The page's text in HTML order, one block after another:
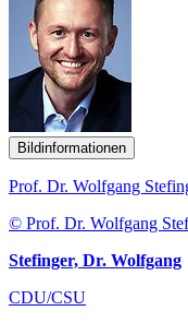
Bildinformationen
Prof. Dr. Wolfgang
© Prof. Dr. Wolfgang
Stefinger, Dr. Wolfgang
CDU/CSU